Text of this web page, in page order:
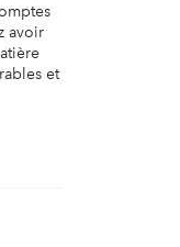
avoir
et